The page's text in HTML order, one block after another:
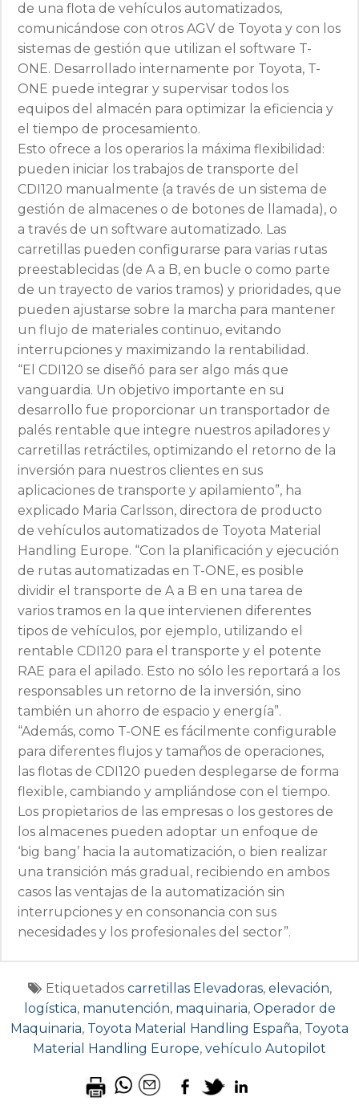
de una flota de vehículos automatizados,
comunicándose con otros AGV de Toyota y con los
sistemas de gestión que utilizan el software T-
ONE. Desarrollado internamente por Toyota, T-
ONE puede integrar y supervisar todos los
equipos del almacén para optimizar la eficiencia y
el tiempo de procesamiento.
Esto ofrece a los operarios la máxima flexibilidad:
pueden iniciar los trabajos de transporte del
CDI120 manualmente (a través de un sistema de
gestión de almacenes o de botones de llamada), o
a través de un software automatizado. Las
carretillas pueden configurarse para varias rutas
preestablecidas (de A a B, en bucle o como parte
de un trayecto de varios tramos) y prioridades, que
pueden ajustarse sobre la marcha para mantener
un flujo de materiales continuo, evitando
interrupciones y maximizando la rentabilidad.
“El CDI120 se diseñó para ser algo más que
vanguardia. Un objetivo importante en su
desarrollo fue proporcionar un transportador de
palés rentable que integre nuestros apiladores y
carretillas retráctiles, optimizando el retorno de la
inversión para nuestros clientes en sus
aplicaciones de transporte y apilamiento”, ha
explicado Maria Carlsson, directora de producto
de vehículos automatizados de Toyota Material
Handling Europe. “Con la planificación y ejecución
de rutas automatizadas en T-ONE, es posible
dividir el transporte de A a B en una tarea de
varios tramos en la que intervienen diferentes
tipos de vehículos, por ejemplo, utilizando el
rentable CDI120 para el transporte y el potente
RAE para el apilado. Esto no sólo les reportará a los
responsables un retorno de la inversión, sino
también un ahorro de espacio y energía”.
“Además, como T-ONE es fácilmente configurable
para diferentes flujos y tamaños de operaciones,
las flotas de CDI120 pueden desplegarse de forma
flexible, cambiando y ampliándose con el tiempo.
Los propietarios de las empresas o los gestores de
los almacenes pueden adoptar un enfoque de
‘big bang’ hacia la automatización, o bien realizar
una transición más gradual, recibiendo en ambos
casos las ventajas de la automatización sin
interrupciones y en consonancia con sus
necesidades y los profesionales del sector”.
Etiquetados carretillas Elevadoras, elevación,
logística, manutención, maquinaria, Operador de
Maquinaria, Toyota Material Handling España, Toyota
Material Handling Europe, vehículo Autopilot